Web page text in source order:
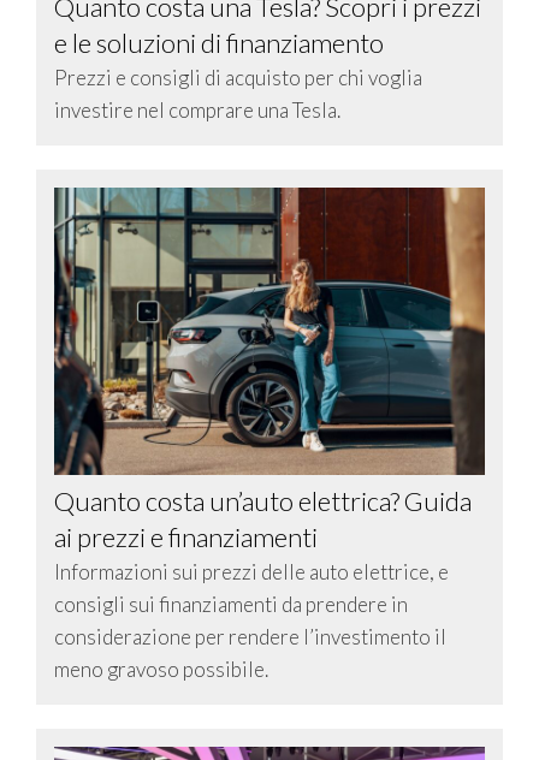
Quanto costa una Tesla? Scopri i prezzi
e le soluzioni di finanziamento
Prezzi e consigli di acquisto per chi voglia
investire nel comprare una Tesla.
Quanto costa un’auto elettrica? Guida
ai prezzi e finanziamenti
Informazioni sui prezzi delle auto elettrice, e
consigli sui finanziamenti da prendere in
considerazione per rendere l’investimento il
meno gravoso possibile.